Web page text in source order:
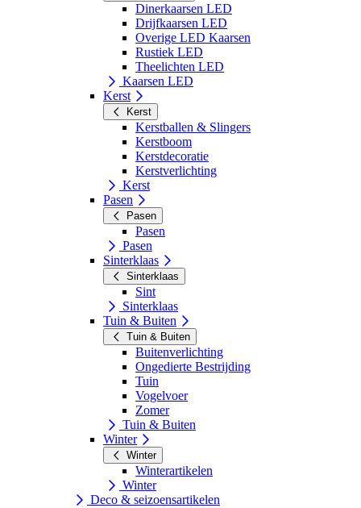
Dinerkaarsen LED
Drijfkaarsen LED
Overige LED Kaarsen
Rustiek LED
Theelichten LED
Kaarsen LED
Kerst
Kerst
Kerstballen & Slingers
Kerstboom
Kerstdecoratie
Kerstverlichting
Kerst
Pasen
Pasen
Pasen
Pasen
Sinterklaas
Sinterklaas
Sint
Sinterklaas
Tuin & Buiten
Tuin & Buiten
Buitenverlichting
Ongedierte Bestrijding
Tuin
Vogelvoer
Zomer
Tuin & Buiten
Winter
Winter
Winterartikelen
Winter
Deco & seizoensartikelen